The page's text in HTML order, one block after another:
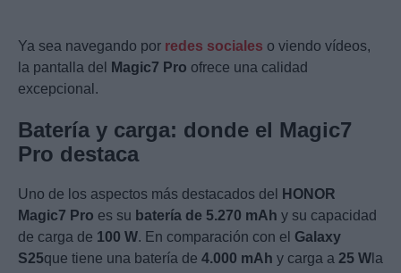
Ya sea navegando por redes sociales o viendo vídeos,
la pantalla del
Magic7 Pro ofrece una calidad
excepcional.
Batería y carga: donde el Magic7
Pro destaca
Uno de los aspectos más destacados del
HONOR
Magic7 Pro es su batería de 5.270 mAh y su capacidad
de carga de 100 W. En comparación con el Galaxy
S25que tiene una batería de 4.000 mAh y carga a 25 W la